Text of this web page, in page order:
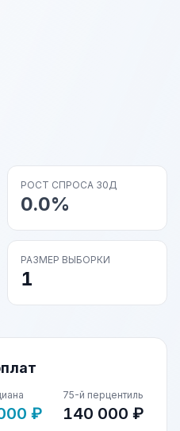
РОСТ СПРОСА 30Д
0.0%
РАЗМЕР ВЫБОРКИ
1
₽
75-й перцентиль
140 000 ₽